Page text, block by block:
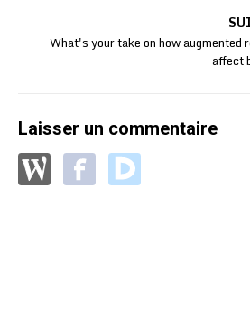
What's your take on how augmented
affect
Laisser un commentaire